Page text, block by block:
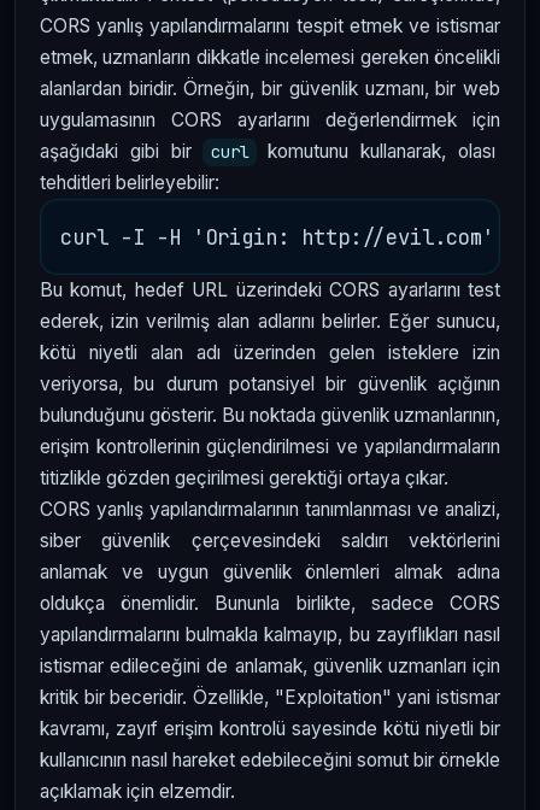
CORS yanlış yapılandırmalarını tespit etmek ve istismar
etmek, uzmanların dikkatle incelemesi gereken öncelikli
alanlardan biridir. Örneğin, bir güvenlik uzmanı, bir web
uygulamasının CORS ayarlarını değerlendirmek için
aşağıdaki gibi bir
curl
komutunu kullanarak, olası
tehditleri belirleyebilir:
Bu komut, hedef URL üzerindeki CORS ayarlarını test
ederek, izin verilmiş alan adlarını belirler. Eğer sunucu,
kötü niyetli alan adı üzerinden gelen isteklere izin
veriyorsa, bu durum potansiyel bir güvenlik açığının
bulunduğunu gösterir. Bu noktada güvenlik uzmanlarının,
erişim kontrollerinin güçlendirilmesi ve yapılandırmaların
titizlikle gözden geçirilmesi gerektiği ortaya çıkar.
CORS yanlış yapılandırmalarının tanımlanması ve analizi,
siber güvenlik çerçevesindeki saldırı vektörlerini
anlamak ve uygun güvenlik önlemleri almak adına
oldukça önemlidir. Bununla birlikte, sadece CORS
yapılandırmalarını bulmakla kalmayıp, bu zayıflıkları nasıl
istismar edileceğini de anlamak, güvenlik uzmanları için
kritik bir beceridir. Özellikle, "Exploitation" yani istismar
kavramı, zayıf erişim kontrolü sayesinde kötü niyetli bir
kullanıcının nasıl hareket edebileceğini somut bir örnekle
açıklamak için elzemdir.